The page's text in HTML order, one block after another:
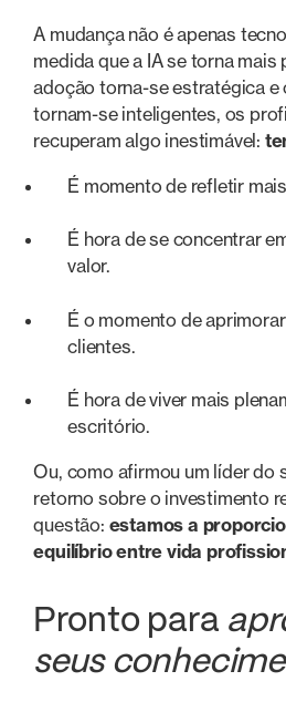
A mudança não é apenas
medida que a IA se torna mais
adoção torna-se estratégica e
tornam-se inteligentes, os
recuperam algo inestimável:
É momento de refletir
É hora de se concentrar
valor.
É o momento de
clientes.
É hora de viver mais
escritório.
Ou, como afirmou um líder do
retorno sobre o investimento
questão: estamos a
equilíbrio entre vida
Pronto para
seus